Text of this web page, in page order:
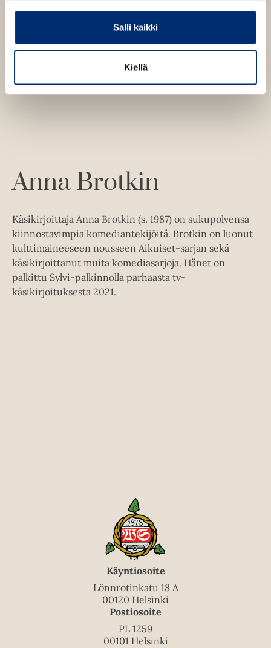
Salli kaikki
Kiellä
Osta teos
O
t
a
Kovakantinen kirja
K
r
j
u
a
a
u
u
t
e
Anna Brotkin
Käsikirjoittaja Anna Brotkin (s. 1987) on sukupolvensa
kiinnostavimpia komediantekijöitä. Brotkin on luonut
kulttimaineeseen nousseen Aikuiset-sarjan sekä
käsikirjoittanut muita komediasarjoja. Hänet on
palkittu Sylvi-palkinnolla parhaasta tv-
käsikirjoituksesta 2021.
Käyntiosoite
Lönnrotinkatu 18 A
00120 Helsinki
Postiosoite
PL 1259
00101 Helsinki